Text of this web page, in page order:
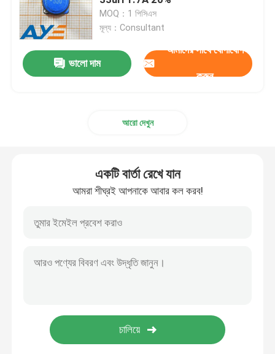
আইসি ডায়োড ট্রানজিস্টর
বোতাম ব্যাটারি ধারক
এসএমডি চিপ প্রতিরোধক
ক্রিস্টাল অসিলেটর এসএমডি
ফটোইলেকট্রিক ডিভাইস
বাইপোলার জংশন ট্রানজিস্টর
MOQ：1 পিসিএস
মূল্য：Consultant
ভালো দাম
আমাদের সাথে যোগাযোগ
করুন
আরো দেখুন
একটি বার্তা রেখে যান
আমরা শীঘ্রই আপনাকে আবার কল করব!